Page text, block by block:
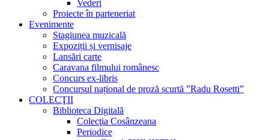
Vederi
Proiecte în parteneriat
Evenimente
Stagiunea muzicală
Expoziții și vernisaje
Lansări carte
Caravana filmului românesc
Concurs ex-libris
Concursul național de proză scurtă ”Radu Rosetti”
COLECŢII
Biblioteca Digitală
Colecţia Cosânzeana
Periodice